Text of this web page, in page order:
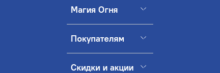
Магия Огня
Покупателям
Скидки и акции